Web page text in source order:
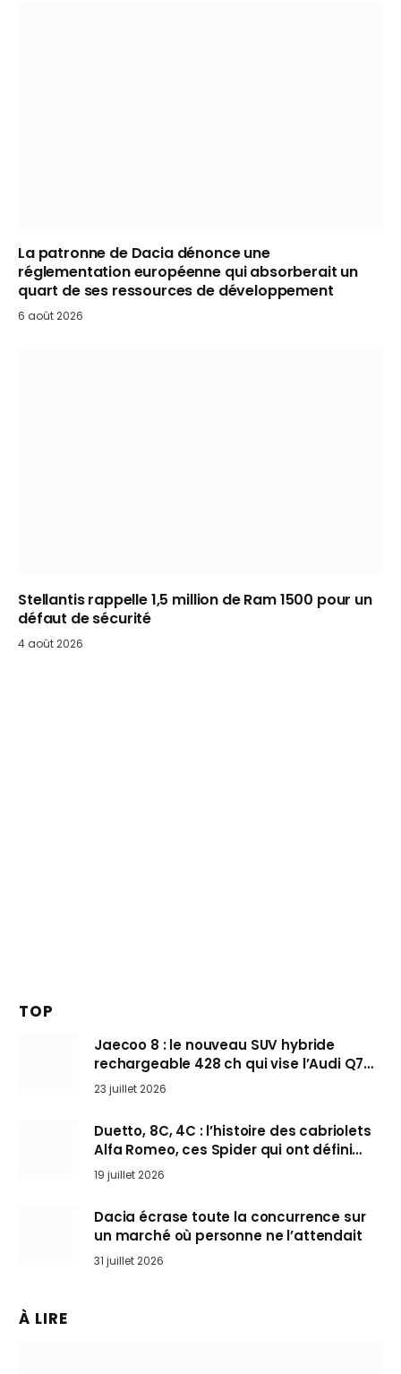
La patronne de Dacia dénonce une
réglementation européenne qui absorberait un
quart de ses ressources de développement
6 août 2026
Stellantis rappelle 1,5 million de Ram 1500 pour un
défaut de sécurité
4 août 2026
TOP
Jaecoo 8 : le nouveau SUV hybride
rechargeable 428 ch qui vise l’Audi Q7
arrive en Europe cet automne
23 juillet 2026
Duetto, 8C, 4C : l’histoire des cabriolets
Alfa Romeo, ces Spider qui ont défini
l’art de rouler cheveux au vent
19 juillet 2026
Dacia écrase toute la concurrence sur
un marché où personne ne l’attendait
31 juillet 2026
À LIRE